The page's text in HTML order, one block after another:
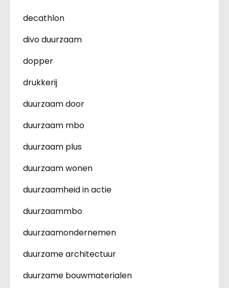
decathlon
divo duurzaam
dopper
drukkerij
duurzaam door
duurzaam mbo
duurzaam plus
duurzaam wonen
duurzaamheid in actie
duurzaammbo
duurzaamondernemen
duurzame architectuur
duurzame bouwmaterialen